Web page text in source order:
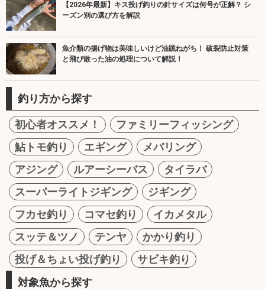
【2026年最新】キス投げ釣りの針サイズは何号が正解？ シ
ーズン別の選び方を解説
魚介類の揚げ物は美味しいけど油跳ねがち！ 破裂防止対策
と飛び散った油の処理について解説！
釣り方から探す
初心者オススメ！
ファミリーフィッシング
鮎トモ釣り
エギング
メバリング
アジング
ルアーシーバス
タイラバ
スーパーライトジギング
ジギング
フカセ釣り
コマセ釣り
イカメタル
スッテ＆ツノ
テンヤ
かかり釣り
投げ＆ちょい投げ釣り
サビキ釣り
対象魚から探す